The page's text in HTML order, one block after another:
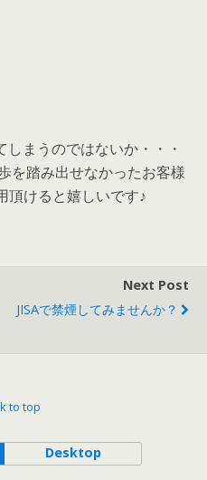
まうのではないか・・・
を踏み出せなかったお客様
頂けると嬉しいです♪
Next Post
JISAで禁煙してみませんか？
to top
Desktop